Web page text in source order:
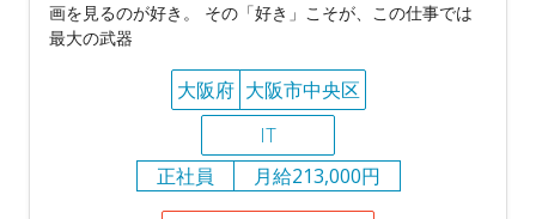
画を見るのが好き。 その「好き」こそが、この仕事では
最大の武器
大阪府 大阪市中央区
IT
正社員
月給213,000円